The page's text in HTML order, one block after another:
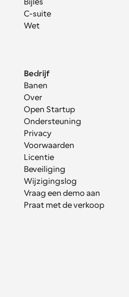
Bijles
C-suite
Wet
Bedrijf
Banen
Over
Open Startup
Ondersteuning
Privacy
Voorwaarden
Licentie
Beveiliging
Wijzigingslog
Vraag een demo aan
Praat met de verkoop